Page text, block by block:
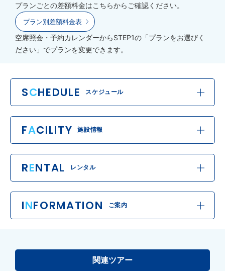
プランごとの差額料金はこちらからご確認ください。
プラン別差額料金表
空席照会・予約カレンダーからSTEP1の「プランをお選びく
ださい」でプランを変更できます。
SCHEDULE スケジュール
FACILITY 施設情報
RENTAL レンタル
INFORMATION ご案内
関連ツアー